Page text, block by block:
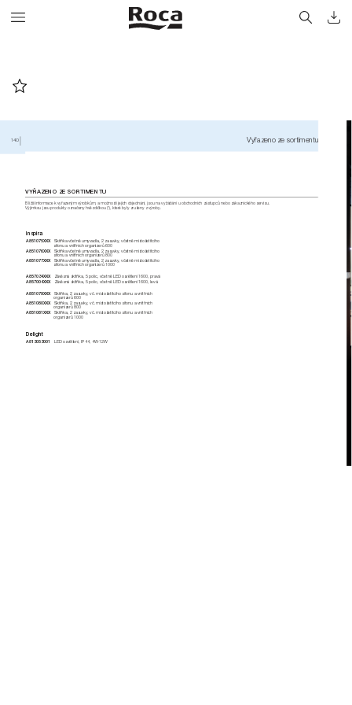
140 Vyřazeno ze sortimentu
Inspira
A851075XXX Skřiňka včetně umyvadla, 2 zasuvky, včetně mistošetřiciho
sifonu a vnitřnich organizerů 600
A851076XXX
Skřiňka včetně umyvadla, 2 zasuvky, včetně mistošetřiciho
sifonu a vnitřnich organizerů 800
A851077XXX
Skřiňka včetně umyvadla, 2 zasuvky, včetně mistošetřiciho
sifonu a vnitřnich organizerů 1000
A857034XXX Závěsná skříňka, 5 polic, včetně LED osvětlení 1600, pravá
A857004XXX Závěsná skříňka, 5 polic, včetně LED osvětlení 1600, levá
A851079XXX Skřiňka, 2 zasuvky, vč. mistošetřiciho sifonu a vnitřnich
organizerů 600
A851080XXX Skřiňka, 2 zasuvky, vč. mistošetřiciho sifonu a vnitřnich
organizerů 800
A851081XXX Skřiňka, 2 zasuvky, vč. mistošetřiciho sifonu a vnitřnich
organizerů 1000
Delight
A813053001 LED osvětlení, IP44, 4W-12W
VYŘAZENO ZE SORTIMENTU
Bližší informace k vyřazeným výrobkům, a možnosti jejich objednání, jsou na vyžádání u obchodních zástupců nebo zákaznického servisu.
Výjimkou jsou produkty označeny hvězdičkou (*), které byly zrušeny z výroby.